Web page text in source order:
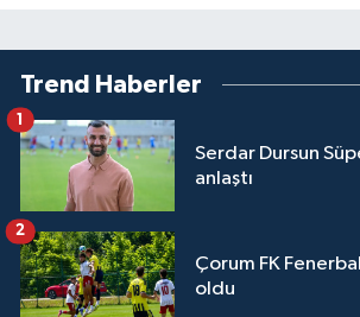
Trend Haberler
Serdar Dursun
anlaştı
1
Çorum FK
oldu
2